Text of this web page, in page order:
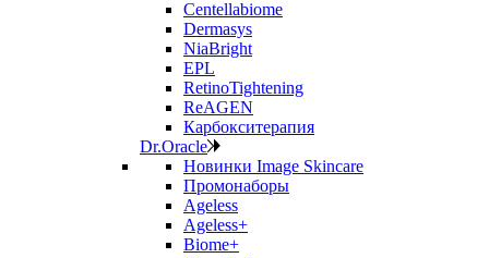
Centellabiome
Dermasys
NiaBright
EPL
RetinoTightening
ReAGEN
Карбокситерапия
Dr.Oracle
Новинки Image Skincare
Промонаборы
Ageless
Ageless+
Biome+